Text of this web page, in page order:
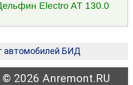
Electro AT 130.0
автомобилей БИД
2026 Anremont.RU